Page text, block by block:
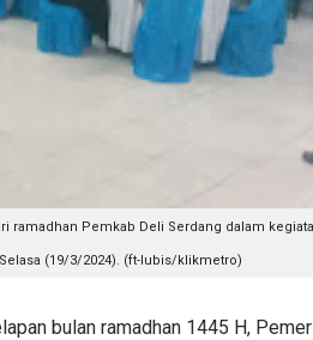
ramadhan Pemkab Deli Serdang dalam
(19/3/2024). (ft-lubis/klikmetro)
bulan ramadhan 1445 H,